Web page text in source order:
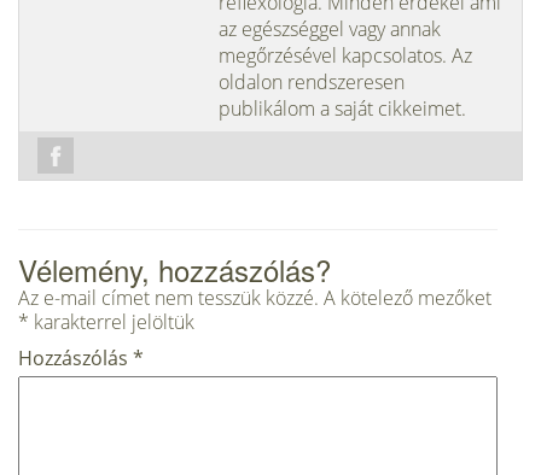
az egészséggel vagy annak
megőrzésével kapcsolatos. Az
oldalon rendszeresen
publikálom a saját cikkeimet.
Vélemény, hozzászólás?
Az e-mail címet nem tesszük közzé. A kötelező mezőket
* karakterrel jelöltük
Hozzászólás *